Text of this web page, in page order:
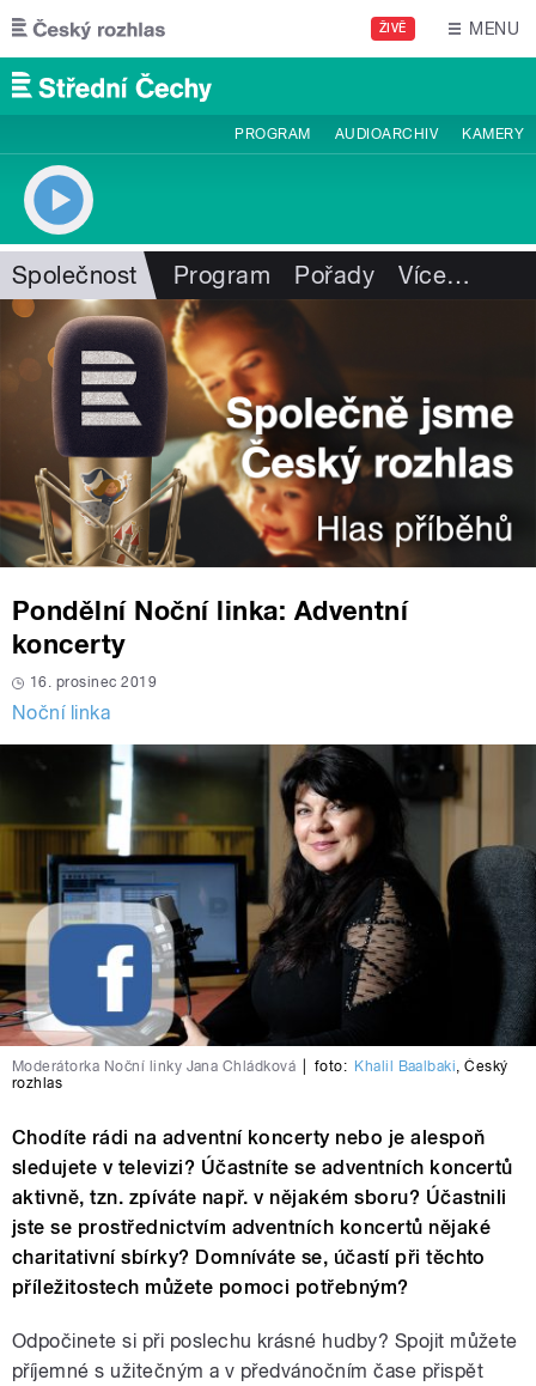
Přejít k hlavnímu obsahu
ŽIVĚ MENU
PROGRAM AUDIOARCHIV KAMERY
Společnost Program Pořady Více…
Pondělní Noční linka: Adventní
koncerty
16. prosinec 2019
Noční linka
Moderátorka Noční linky Jana Chládková foto: Khalil Baalbaki,Český
rozhlas
Chodíte rádi na adventní koncerty nebo je alespoň
sledujete v televizi? Účastníte se adventních koncertů
aktivně, tzn. zpíváte např. v nějakém sboru? Účastnili
jste se prostřednictvím adventních koncertů nějaké
charitativní sbírky? Domníváte se, účastí při těchto
příležitostech můžete pomoci potřebným?
Odpočinete si při poslechu krásné hudby? Spojit můžete
příjemné s užitečným a v předvánočním čase přispět